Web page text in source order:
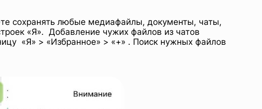
сохранять любые медиафайлы, документы, чаты,
«Я». Добавление чужих файлов из чатов
«Я» > «Избранное» > «+» . Поиск нужных файлов